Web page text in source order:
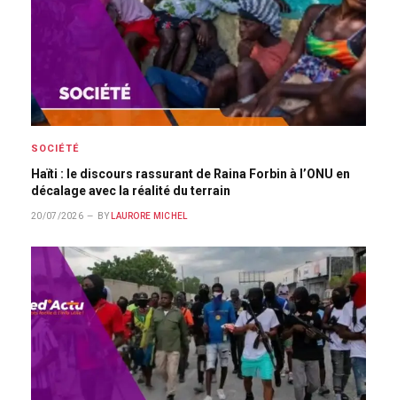
SOCIÉTÉ
Haïti : le discours rassurant de Raina Forbin à l’ONU en
décalage avec la réalité du terrain
20/07/2026 BY LAURORE MICHEL